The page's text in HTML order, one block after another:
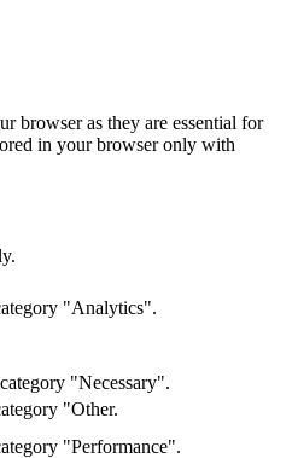
browser as they are essential for
in your browser only with
"Analytics".
"Necessary".
"Other.
"Performance".